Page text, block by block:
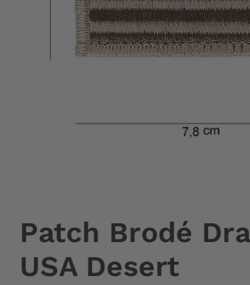
Patch Brodé
USA Desert